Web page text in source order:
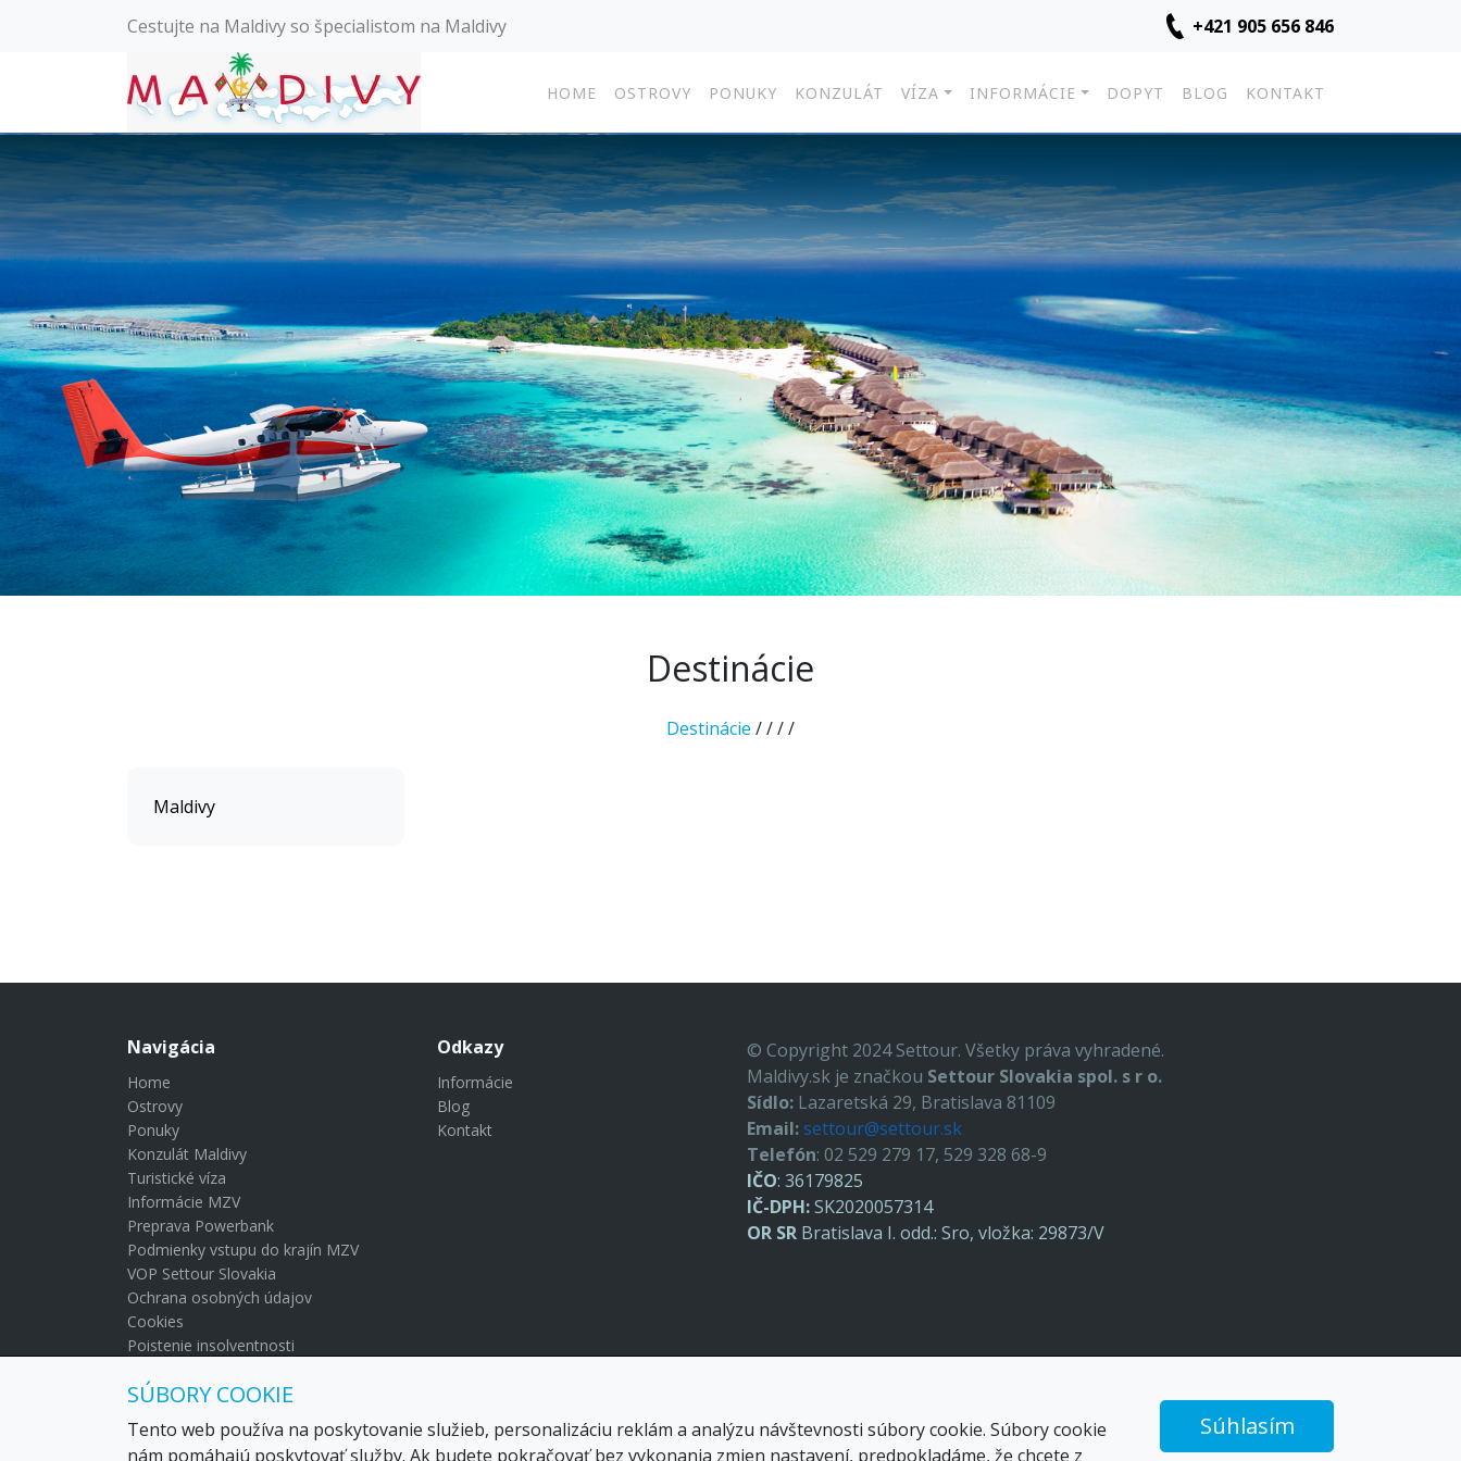
Cestujte na Maldivy so špecialistom na Maldivy +421 905 656 846
HOME OSTROVY PONUKY KONZULÁT VÍZA INFORMÁCIE DOPYT BLOG KONTAKT
Destinácie
Destinácie ////
Maldivy
Navigácia
Home
Ostrovy
Ponuky
Konzulát Maldivy
Turistické víza
Informácie MZV
Preprava Powerbank
Podmienky vstupu do krajín MZV
VOP Settour Slovakia
Ochrana osobných údajov
Cookies
Poistenie insolventnosti
Kontakt
Odkazy
Informácie
Blog
Kontakt
© Copyright 2024 Settour. Všetky práva vyhradené.
Maldivy.sk je značkou Settour Slovakia spol. s r o.
Sídlo: Lazaretská 29, Bratislava 81109
Email:settour@settour.sk
Telefón: 02 529 279 17, 529 328 68-9
IČO: 36179825
IČ-DPH:SK2020057314
OR SR Bratislava I. odd.: Sro, vložka: 29873/V
SÚBORY COOKIE
Tento web používa na poskytovanie služieb, personalizáciu reklám a analýzu návštevnosti súbory cookie. Súbory cookie
nám pomáhajú poskytovať služby. Ak budete pokračovať bez vykonania zmien nastavení, predpokladáme, že chcete z
Súhlasím